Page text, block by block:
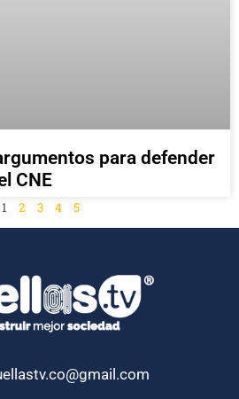
para defender
CNE
1 2 3 4 5